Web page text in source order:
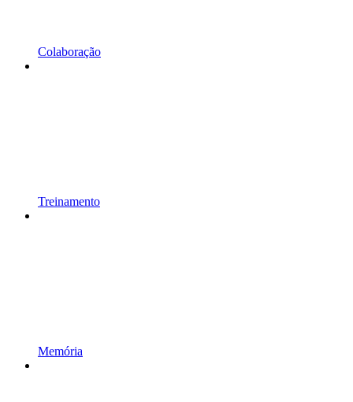
Colaboração
Treinamento
Memória